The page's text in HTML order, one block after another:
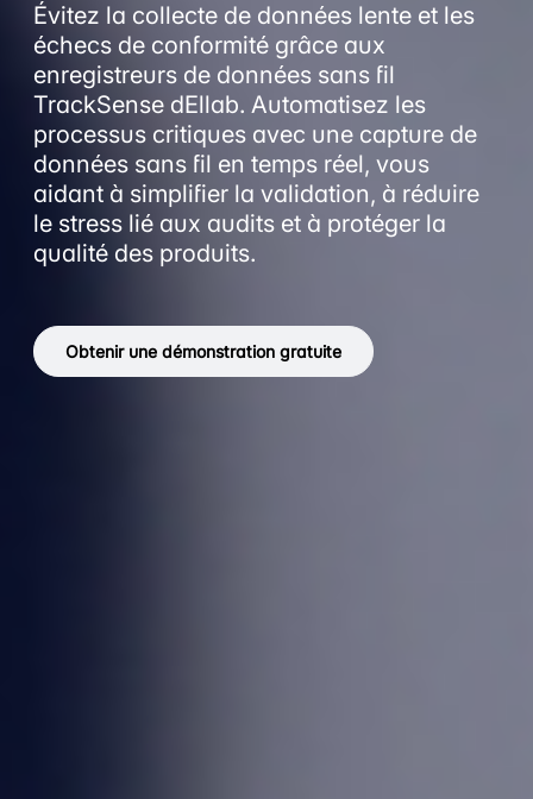
Évitez la collecte de données lente et les
échecs de conformité grâce aux
enregistreurs de données sans fil
TrackSense dEllab. Automatisez les
processus critiques avec une capture de
données sans fil en temps réel, vous
aidant à simplifier la validation, à réduire
le stress lié aux audits et à protéger la
qualité des produits.
Obtenir une démonstration gratuite